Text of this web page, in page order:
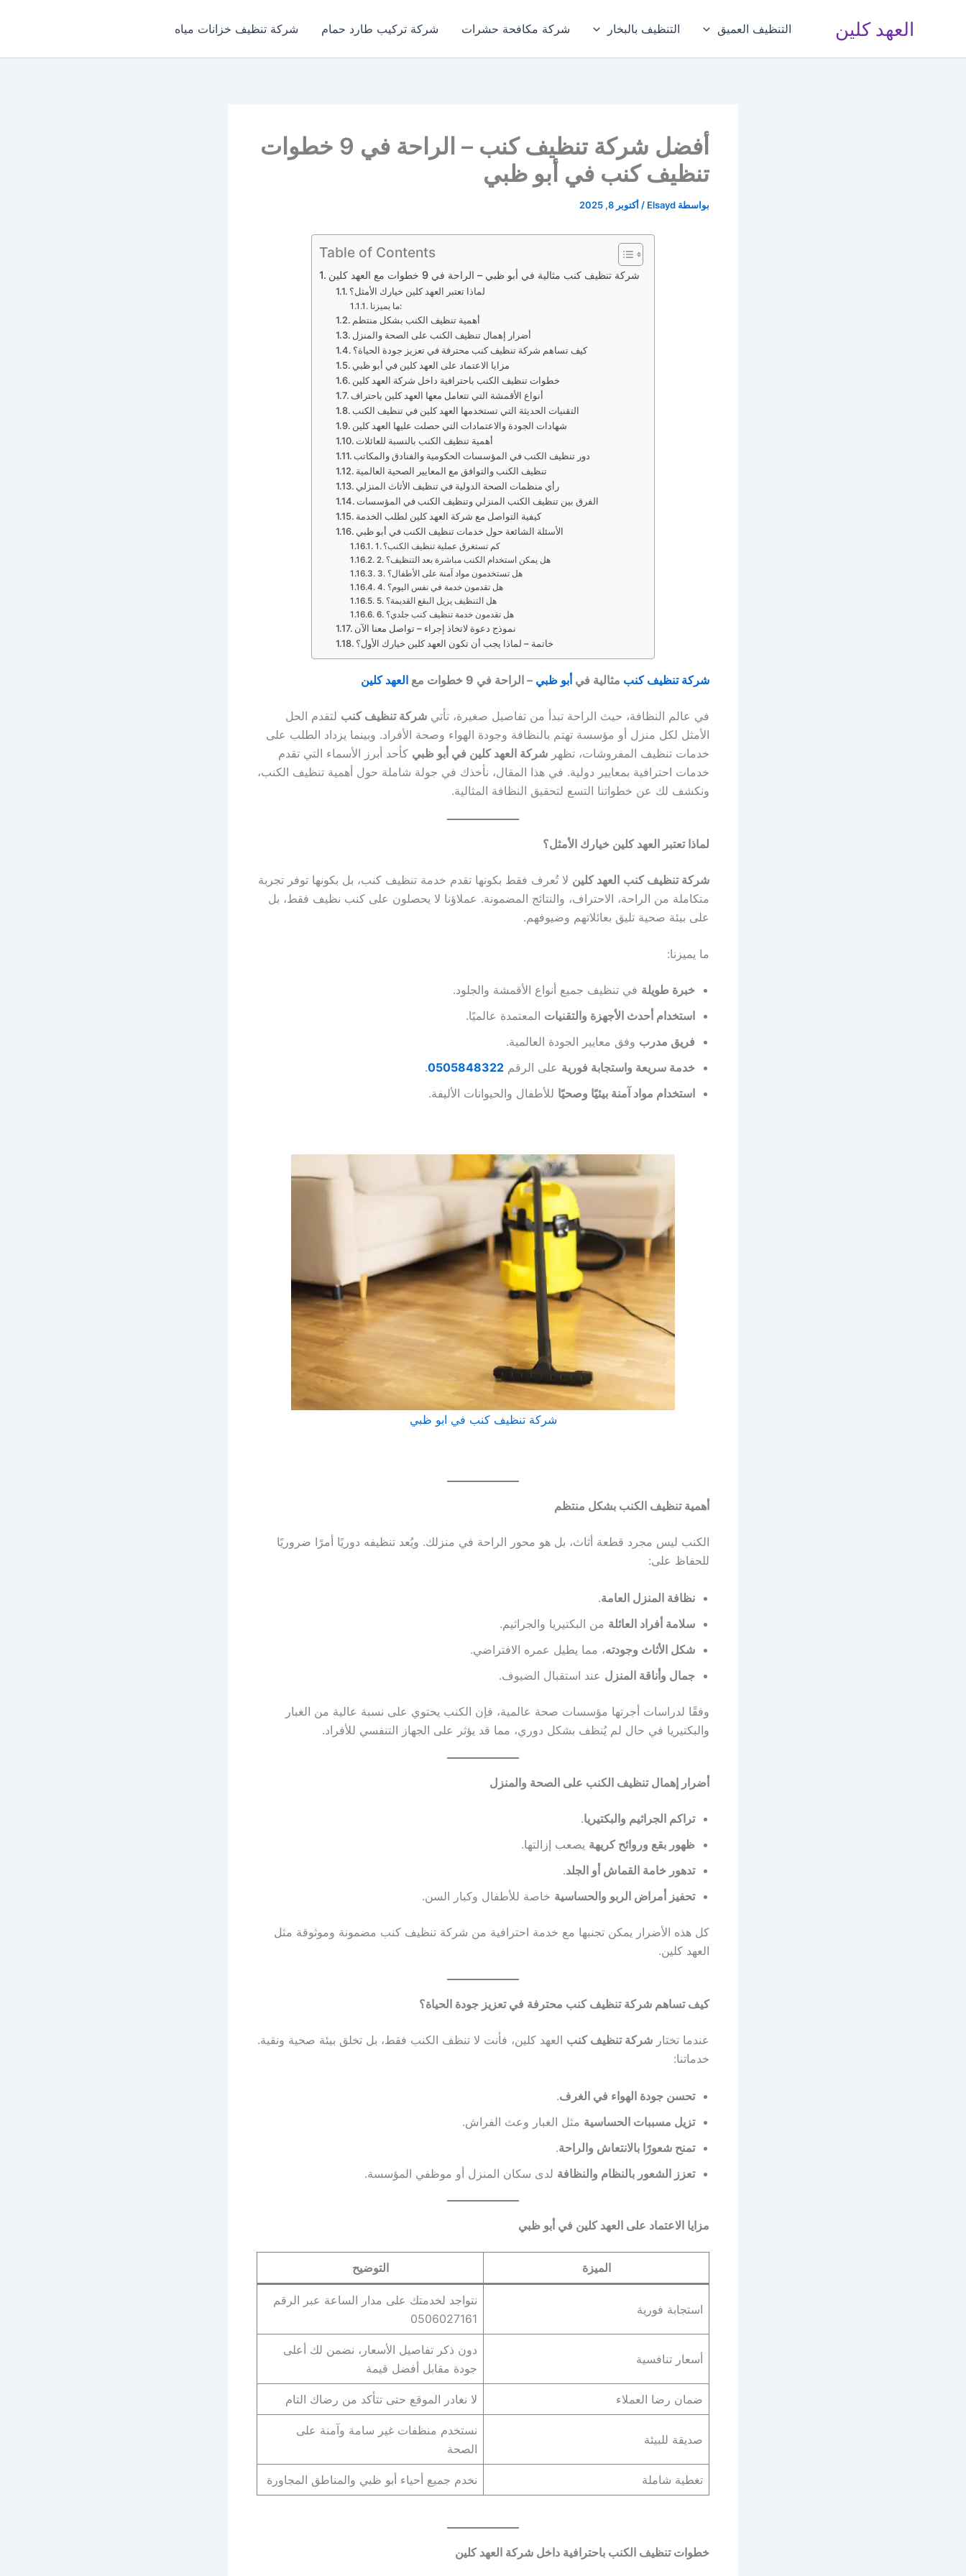
العهد كلين التنظيف العميق التنظيف بالبخار شركة مكافحة حشرات شركة تركيب طارد حمام شركة تنظيف خزانات مياه
أفضل شركة تنظيف كنب – الراحة في 9 خطوات
تنظيف كنب في أبو ظبي
بواسطة Elsayd
/ أكتوبر 8, 2025
Table of Contents
شركة تنظيف كنب مثالية في أبو ظبي – الراحة في 9 خطوات مع العهد كلين
لماذا تعتبر العهد كلين خيارك الأمثل؟
ما يميزنا:
أهمية تنظيف الكنب بشكل منتظم
أضرار إهمال تنظيف الكنب على الصحة والمنزل
كيف تساهم شركة تنظيف كنب محترفة في تعزيز جودة الحياة؟
مزايا الاعتماد على العهد كلين في أبو ظبي
خطوات تنظيف الكنب باحترافية داخل شركة العهد كلين
أنواع الأقمشة التي تتعامل معها العهد كلين باحتراف
التقنيات الحديثة التي تستخدمها العهد كلين في تنظيف الكنب
شهادات الجودة والاعتمادات التي حصلت عليها العهد كلين
أهمية تنظيف الكنب بالنسبة للعائلات
دور تنظيف الكنب في المؤسسات الحكومية والفنادق والمكاتب
تنظيف الكنب والتوافق مع المعايير الصحية العالمية
رأي منظمات الصحة الدولية في تنظيف الأثاث المنزلي
الفرق بين تنظيف الكنب المنزلي وتنظيف الكنب في المؤسسات
كيفية التواصل مع شركة العهد كلين لطلب الخدمة
الأسئلة الشائعة حول خدمات تنظيف الكنب في أبو ظبي
1. كم تستغرق عملية تنظيف الكنب؟
2. هل يمكن استخدام الكنب مباشرة بعد التنظيف؟
3. هل تستخدمون مواد آمنة على الأطفال؟
4. هل تقدمون خدمة في نفس اليوم؟
5. هل التنظيف يزيل البقع القديمة؟
6. هل تقدمون خدمة تنظيف كنب جلدي؟
نموذج دعوة لاتخاذ إجراء – تواصل معنا الآن
خاتمة – لماذا يجب أن تكون العهد كلين خيارك الأول؟
شركة تنظيف كنب مثالية في أبو ظبي – الراحة في 9 خطوات مع العهد كلين
في عالم النظافة، حيث الراحة تبدأ من تفاصيل صغيرة، تأتي شركة تنظيف كنب لتقدم الحل
الأمثل لكل منزل أو مؤسسة تهتم بالنظافة وجودة الهواء وصحة الأفراد. وبينما يزداد الطلب على
خدمات تنظيف المفروشات، تظهر شركة العهد كلين في أبو ظبي كأحد أبرز الأسماء التي تقدم
خدمات احترافية بمعايير دولية. في هذا المقال، نأخذك في جولة شاملة حول أهمية تنظيف الكنب،
ونكشف لك عن خطواتنا التسع لتحقيق النظافة المثالية.
لماذا تعتبر العهد كلين خيارك الأمثل؟
شركة تنظيف كنب العهد كلين لا تُعرف فقط بكونها تقدم خدمة تنظيف كنب، بل بكونها توفر تجربة
متكاملة من الراحة، الاحتراف، والنتائج المضمونة. عملاؤنا لا يحصلون على كنب نظيف فقط، بل
على بيئة صحية تليق بعائلاتهم وضيوفهم.
ما يميزنا:
خبرة طويلة في تنظيف جميع أنواع الأقمشة والجلود.
استخدام أحدث الأجهزة والتقنيات المعتمدة عالميًا.
فريق مدرب وفق معايير الجودة العالمية.
خدمة سريعة واستجابة فورية على الرقم 0505848322
.
استخدام مواد آمنة بيئيًا وصحيًا للأطفال والحيوانات الأليفة.
شركة تنظيف كنب في ابو ظبي
أهمية تنظيف الكنب بشكل منتظم
الكنب ليس مجرد قطعة أثاث، بل هو محور الراحة في منزلك. ويُعد تنظيفه دوريًا أمرًا ضروريًا
للحفاظ على:
نظافة المنزل العامة.
سلامة أفراد العائلة من البكتيريا والجراثيم.
شكل الأثاث وجودته، مما يطيل عمره الافتراضي.
جمال وأناقة المنزل عند استقبال الضيوف.
وفقًا لدراسات أجرتها مؤسسات صحة عالمية، فإن الكنب يحتوي على نسبة عالية من الغبار
والبكتيريا في حال لم يُنظف بشكل دوري، مما قد يؤثر على الجهاز التنفسي للأفراد.
أضرار إهمال تنظيف الكنب على الصحة والمنزل
تراكم الجراثيم والبكتيريا.
ظهور بقع وروائح كريهة يصعب إزالتها.
تدهور خامة القماش أو الجلد.
تحفيز أمراض الربو والحساسية خاصة للأطفال وكبار السن.
كل هذه الأضرار يمكن تجنبها مع خدمة احترافية من شركة تنظيف كنب مضمونة وموثوقة مثل
العهد كلين.
كيف تساهم شركة تنظيف كنب محترفة في تعزيز جودة الحياة؟
عندما تختار شركة تنظيف كنب العهد كلين، فأنت لا تنظف الكنب فقط، بل تخلق بيئة صحية ونقية.
خدماتنا:
تحسن جودة الهواء في الغرف.
تزيل مسببات الحساسية مثل الغبار وعث الفراش.
تمنح شعورًا بالانتعاش والراحة.
تعزز الشعور بالنظام والنظافة لدى سكان المنزل أو موظفي المؤسسة.
مزايا الاعتماد على العهد كلين في أبو ظبي
الميزة التوضيح
استجابة فورية
نتواجد لخدمتك على مدار الساعة عبر الرقم
0506027161
أسعار تنافسية
دون ذكر تفاصيل الأسعار، نضمن لك أعلى
جودة مقابل أفضل قيمة
ضمان رضا العملاء لا نغادر الموقع حتى تتأكد من رضاك التام
صديقة للبيئة
نستخدم منظفات غير سامة وآمنة على
الصحة
تغطية شاملة نخدم جميع أحياء أبو ظبي والمناطق المجاورة
خطوات تنظيف الكنب باحترافية داخل شركة العهد كلين